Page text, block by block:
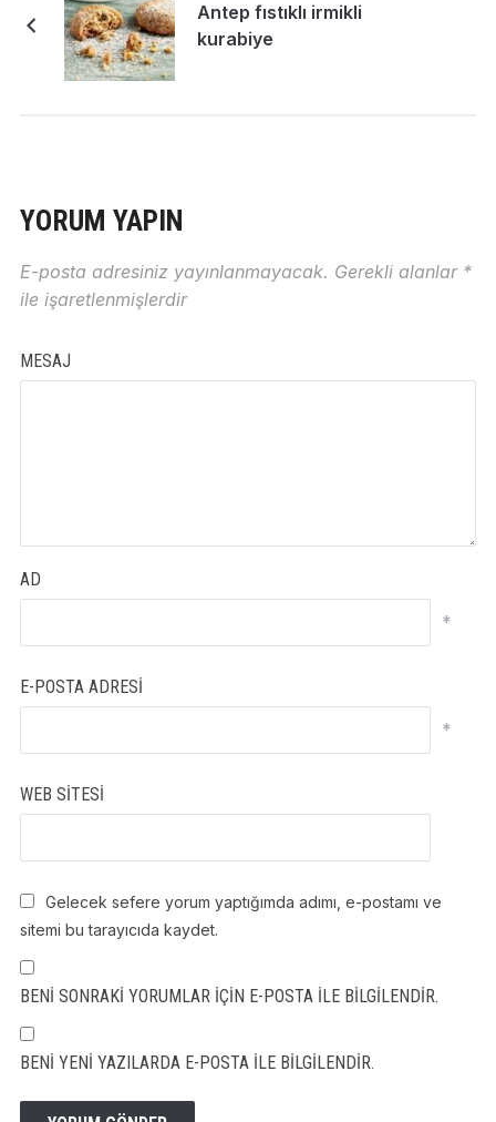
Antep fıstıklı irmikli
kurabiye
YORUM YAPIN
E-posta adresiniz yayınlanmayacak. Gerekli alanlar *
ile işaretlenmişlerdir
MESAJ
AD
*
E-POSTA ADRESI
*
WEB SITESI
Gelecek sefere yorum yaptığımda adımı, e-postamı ve
sitemi bu tarayıcıda kaydet.
BENI SONRAKI YORUMLAR IÇIN E-POSTA ILE BILGILENDIR.
BENI YENI YAZILARDA E-POSTA ILE BILGILENDIR.